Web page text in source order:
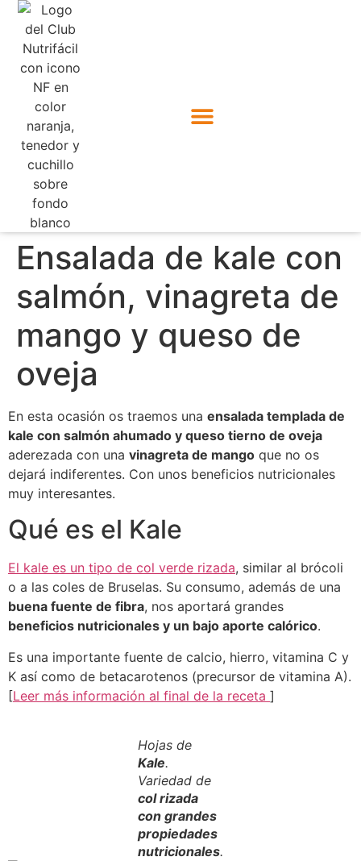
Ensalada de kale con
salmón, vinagreta de
mango y queso de
oveja
En esta ocasión os traemos una ensalada templada de
kale con salmón ahumado y queso tierno de oveja
aderezada con una vinagreta de mango que no os
dejará indiferentes. Con unos beneficios nutricionales
muy interesantes.
Qué es el Kale
El kale es un tipo de col verde rizada, similar al brócoli
o a las coles de Bruselas. Su consumo, además de una
buena fuente de fibra, nos aportará grandes
beneficios nutricionales y un bajo aporte calórico.
Es una importante fuente de calcio, hierro, vitamina C y
K así como de betacarotenos (precursor de vitamina A).
[Leer más información al final de la receta ]
Hojas de
Kale.
Variedad de
col rizada
con grandes
propiedades
nutricionales.